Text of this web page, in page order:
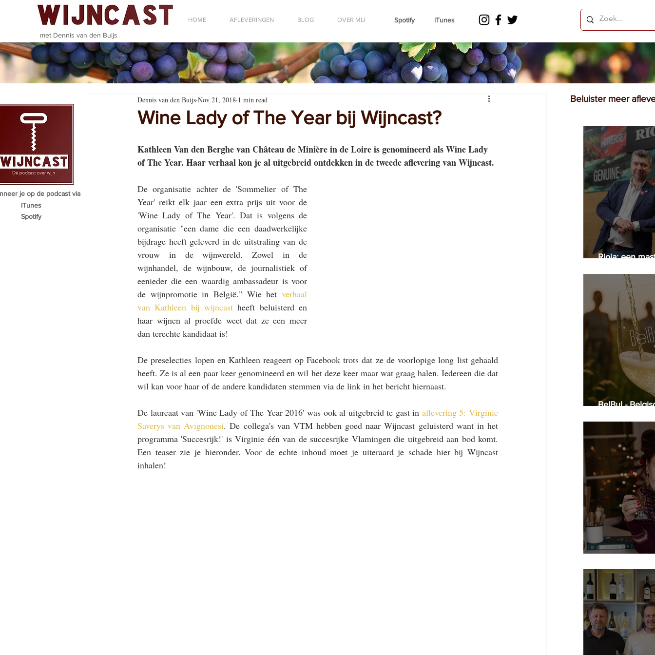
met Dennis van den Buijs
HOME AFLEVERINGEN BLOG OVER MIJ Spotify iTunes
je op de podcast via
iTunes
Spotify
Wine Lady of The Year bij Wijncast?
Dennis van den Buijs Nov 21, 2018 1 min read
Kathleen Van den Berghe van Château de Minière in de Loire is genomineerd als Wine Lady
of The Year. Haar verhaal kon je al uitgebreid ontdekken in de tweede aflevering van Wijncast.
De organisatie achter de 'Sommelier of The
Year' reikt elk jaar een extra prijs uit voor de
'Wine Lady of The Year'. Dat is volgens de
organisatie "een dame die een daadwerkelijke
bijdrage heeft geleverd in de uitstraling van de
vrouw in de wijnwereld. Zowel in de
wijnhandel, de wijnbouw, de journalistiek of
eenieder die een waardig ambassadeur is voor
de wijnpromotie in België." Wie het verhaal
van Kathleen bij wijncast heeft beluisterd en
haar wijnen al proefde weet dat ze een meer
dan terechte kandidaat is!
De preselecties lopen en Kathleen reageert op Facebook trots dat ze de voorlopige long list gehaald
heeft. Ze is al een paar keer genomineerd en wil het deze keer maar wat graag halen. Iedereen die dat
wil kan voor haar of de andere kandidaten stemmen via de link in het bericht hiernaast.
De laureaat van 'Wine Lady of The Year 2016' was ook al uitgebreid te gast in aflevering 5: Virginie
Saverys van Avignonesi. De collega's van VTM hebben goed naar Wijncast geluisterd want in het
programma 'Succesrijk!' is Virginie één van de succesrijke Vlamingen die uitgebreid aan bod komt.
Een teaser zie je hieronder. Voor de echte inhoud moet je uiteraard je schade hier bij Wijncast
inhalen!
Beluister meer
Rioja: een
BelBul -